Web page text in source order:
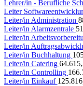
Lehrer/in - Berufliche
Leiter
Leiter/in Administration
Leiter/in Alarmzentrale
Leiter/in
Leiter/in
Leiter/in Buchhaltung
Leiter/in Catering
Leiter/in Controlling
Leiter/in Einkauf